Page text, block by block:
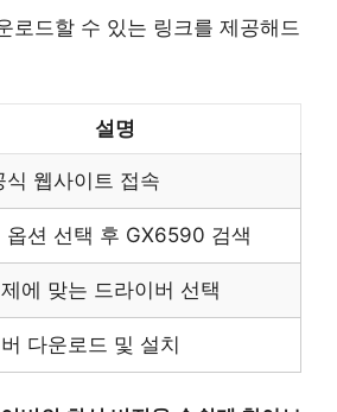
로드할 수 있는 링크를 제공해드
설명
식 웹사이트 접속
옵션 선택 후 GX6590 검색
에 맞는 드라이버 선택
다운로드 및 설치